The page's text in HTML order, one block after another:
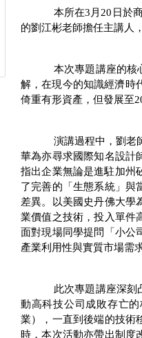
本所在3月20日於
的劉江彬老師擔任主講人
本次專題講座的核
解，在現今的知識經濟時
倚重有形資產，但發展至
演講過程中，劉老
華為亦尋求國際知名設計
指出企業無論是進駐加州
了完善的「生態系統」與
差異。以美國史丹佛大學
業價值之技術，投入單件
面對現場同學提問「小公
產業利用性與實質市場需
此次專題講座深刻
動高科技公司成敗存亡
業），一直到後端的技術
時，本次活動亦帶出制度